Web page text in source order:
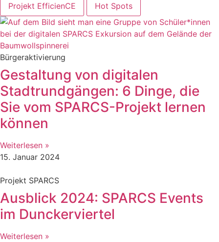
Projekt EfficienCE Hot Spots
Bürgeraktivierung
Gestaltung von digitalen
Stadtrundgängen: 6 Dinge, die
Sie vom SPARCS-Projekt lernen
können
Weiterlesen »
15. Januar 2024
Projekt SPARCS
Ausblick 2024: SPARCS Events
im Dunckerviertel
Weiterlesen »